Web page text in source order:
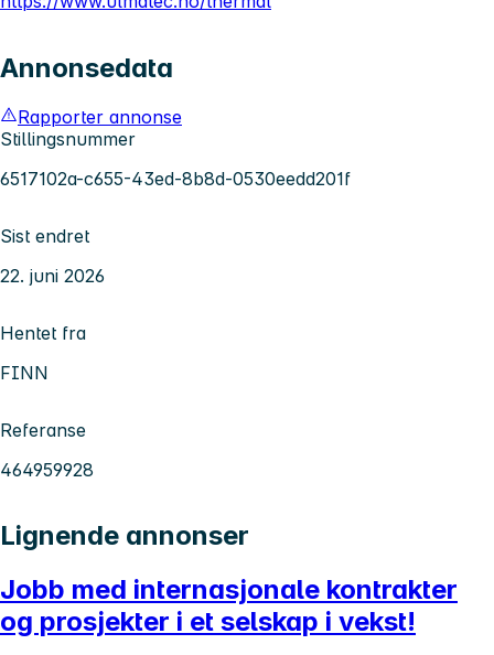
Annonsedata
Rapporter annonse
Stillingsnummer
6517102a-c655-43ed-8b8d-0530eedd201f
Sist endret
22. juni 2026
Hentet fra
FINN
Referanse
464959928
Lignende annonser
Jobb med internasjonale kontrakter
og prosjekter i et selskap i vekst!